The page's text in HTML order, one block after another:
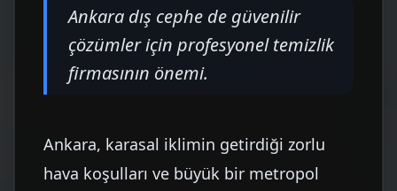
Ankara dış cephe de güvenilir
çözümler için profesyonel temizlik
firmasının önemi.
Ankara, karasal iklimin getirdiği zorlu
hava koşulları ve büyük bir metropol